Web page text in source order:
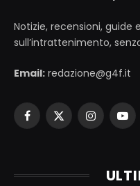
Notizie, recensioni,
sull’intrattenimento,
Email: redazione@g4f.it
Facebook
X
Instagram